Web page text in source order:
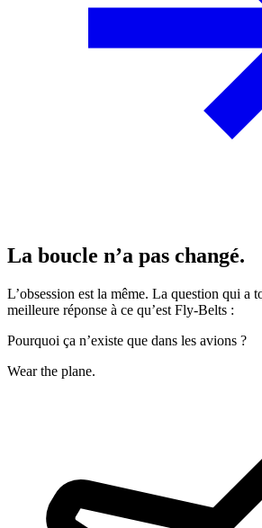
La boucle n’a pas changé.
L’obsession est la même. La question qui a
meilleure réponse à ce qu’est Fly-Belts :
Pourquoi ça n’existe que dans les avions ?
Wear the plane.